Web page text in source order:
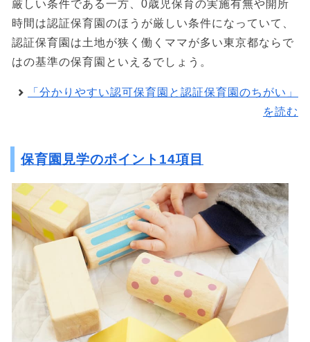
厳しい条件である一方、0歳児保育の実施有無や開所
時間は認証保育園のほうが厳しい条件になっていて、
認証保育園は土地が狭く働くママが多い東京都ならで
はの基準の保育園といえるでしょう。
「分かりやすい認可保育園と認証保育園のちがい」
を読む
保育園見学のポイント14項目